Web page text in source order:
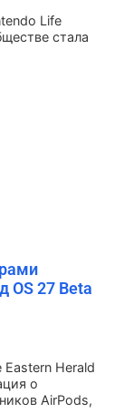
Life
стала
OS 27 Beta
Herald
о
AirPods,